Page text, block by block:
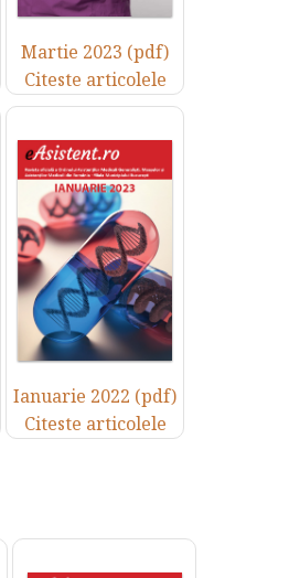
Martie 2023 (pdf)
Citeste articolele
Ianuarie 2022 (pdf)
Citeste articolele